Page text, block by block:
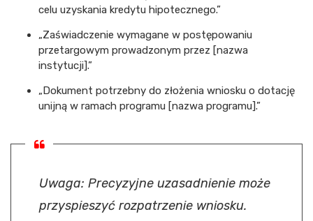
celu uzyskania kredytu hipotecznego.”
„Zaświadczenie wymagane w postępowaniu
przetargowym prowadzonym przez [nazwa
instytucji].”
„Dokument potrzebny do złożenia wniosku o dotację
unijną w ramach programu [nazwa programu].”
Uwaga: Precyzyjne uzasadnienie może
przyspieszyć rozpatrzenie wniosku.